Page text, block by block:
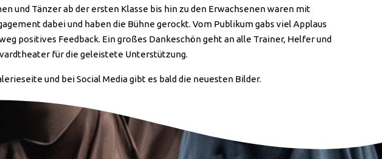
und Tänzer ab der ersten Klasse bis hin zu den Erwachsenen waren mit
dabei und haben die Bühne gerockt. Vom Publikum gabs viel Applaus
positives Feedback. Ein großes Dankeschön geht an alle Trainer, Helfer und
für die geleistete Unterstützung.
und bei Social Media gibt es bald die neuesten Bilder.